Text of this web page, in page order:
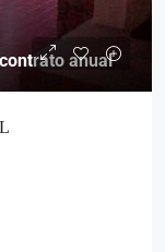
anual